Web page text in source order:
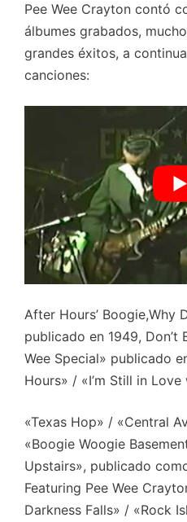
Pee Wee Crayton contó
álbumes grabados,
grandes éxitos, a
canciones:
After Hours’ Boogie,Why
publicado en 1949, Don’t
Wee Special» publicado
Hours» / «I’m Still in
«Texas Hop» / «Central
«Boogie Woogie
Upstairs», publicado
Featuring Pee Wee
Darkness Falls» / «Rock